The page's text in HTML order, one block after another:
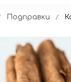
Подправки